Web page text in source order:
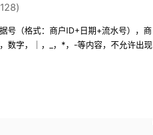
号（格式：商户ID+日期+流水号），商
数字，｜，_，*，-等内容，不允许出现